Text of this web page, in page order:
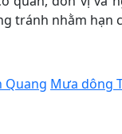
tránh nhằm hạn
Quang Mưa dông